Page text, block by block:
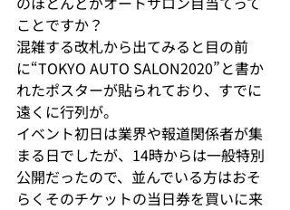
ことですか？
混雑する改札から出てみると目の前
に“TOKYO AUTO SALON2020”と書か
れたポスターが貼られており、すでに
遠くに行列が。
イベント初日は業界や報道関係者が集
まる日でしたが、14時からは一般特別
公開だったので、並んでいる方はおそ
らくそのチケットの当日券を買いに来